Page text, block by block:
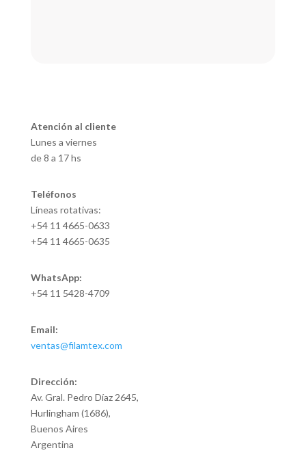
Atención al cliente
Lunes a viernes
de 8 a 17 hs
Teléfonos
Líneas rotativas:
+54 11 4665-0633
+54 11 4665-0635
WhatsApp:
+54 11 5428-4709
Email:
ventas@filamtex.com
Dirección:
Av. Gral. Pedro Díaz 2645,
Hurlingham (1686),
Buenos Aires
Argentina